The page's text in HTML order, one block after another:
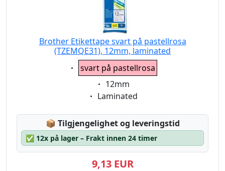
Brother Etikettape svart på pastellrosa
(TZEMQE31), 12mm, laminated
Eigenschaft:
svart på pastellrosa
Eigenschaft:
12mm
Eigenschaft:
Laminated
📦 Lagerstatus:
Tilgjengelighet og leveringstid
✅ 12x på lager – Frakt innen 24 timer
9,13 EUR